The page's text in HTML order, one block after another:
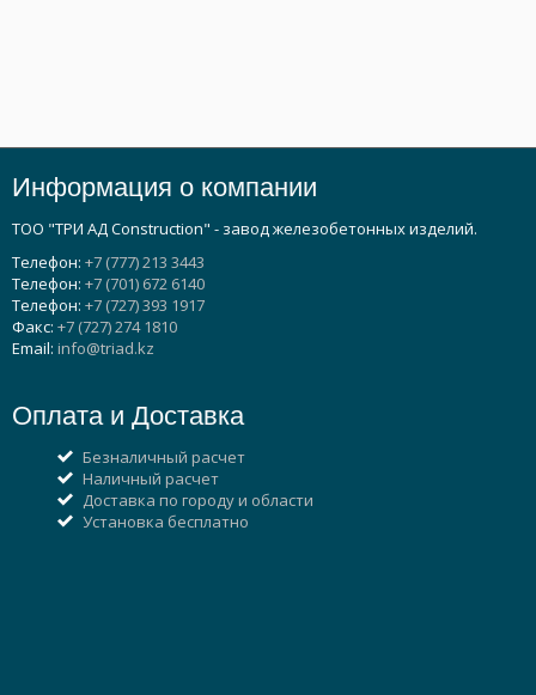
Информация о компании
ТОО "ТРИ АД Construction" - завод железобетонных изделий.
Телефон: +7 (777) 213 3443
Телефон: +7 (701) 672 6140
Телефон: +7 (727) 393 1917
Факс: +7 (727) 274 1810
Email: info@triad.kz
Оплата и Доставка
Безналичный расчет
Наличный расчет
Доставка по городу и области
Установка бесплатно